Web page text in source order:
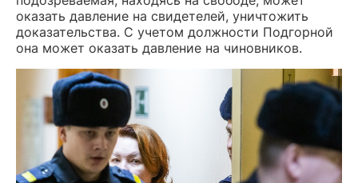
оказать давление на свидетелей, уничтожить
доказательства. С учетом должности Подгорной
она может оказать давление на чиновников.